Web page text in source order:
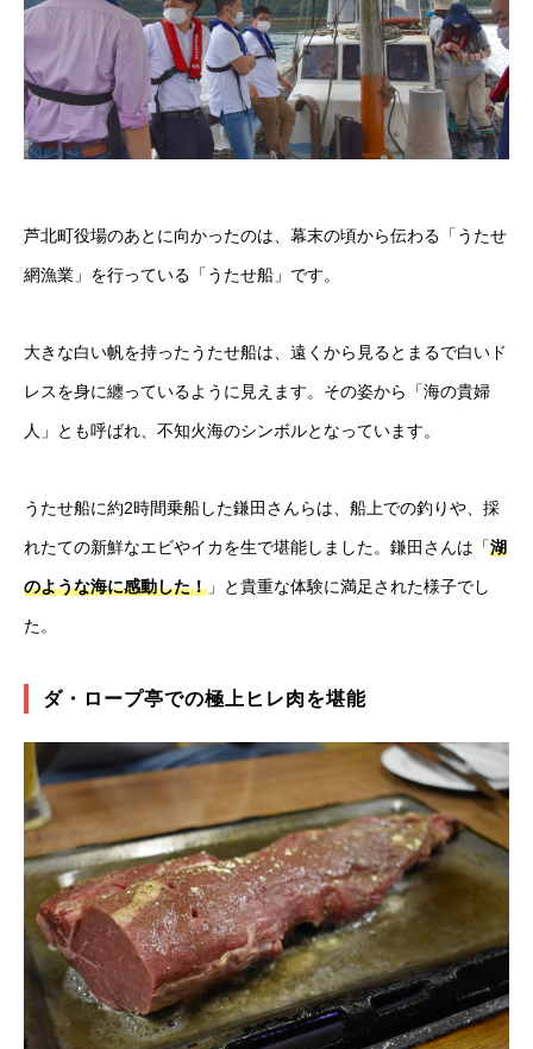
芦北町役場のあとに向かったのは、幕末の頃から伝わる「うたせ
網漁業」を行っている「うたせ船」です。
大きな白い帆を持ったうたせ船は、遠くから見るとまるで白いド
レスを身に纏っているように見えます。その姿から「海の貴婦
人」とも呼ばれ、不知火海のシンボルとなっています。
うたせ船に約2時間乗船した鎌田さんらは、船上での釣りや、採
れたての新鮮なエビやイカを生で堪能しました。鎌田さんは「湖
のような海に感動した！ 」と貴重な体験に満足された様子でし
た。
ダ・ロープ亭での極上ヒレ肉を堪能